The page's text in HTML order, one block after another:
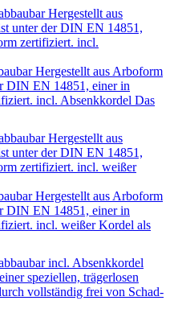
Hergestellt aus Arboform
DIN EN 14851, einer in
incl. Absenkkordel Das
Hergestellt aus Arboform
DIN EN 14851, einer in
incl. weißer Kordel als